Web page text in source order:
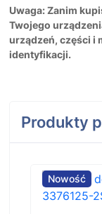
Uwaga: Zanim
Twojego
urządzeń, części i
identyfikacji.
Produkty
Nowość